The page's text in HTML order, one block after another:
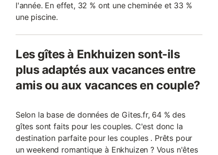
l'année. En effet, 32 % ont une cheminée et 33 %
une piscine.
Les gîtes à Enkhuizen sont-ils
plus adaptés aux vacances entre
amis ou aux vacances en couple?
Selon la base de données de Gites.fr, 64 % des
gîtes sont faits pour les couples. C'est donc la
destination parfaite pour les couples . Prêts pour
un weekend romantique à Enkhuizen ? Vous n'êtes